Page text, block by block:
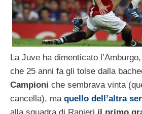
La Juve ha dimenticato
che 25 anni fa gli tolse dalla
Campioni che sembrava vinta
cancella), ma quello dell’altra
alla squadra di Ranieri il primo